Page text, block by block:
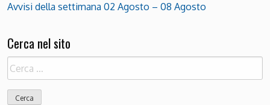
Avvisi della settimana 02 Agosto – 08 Agosto
Cerca nel sito
Ricerca
per: